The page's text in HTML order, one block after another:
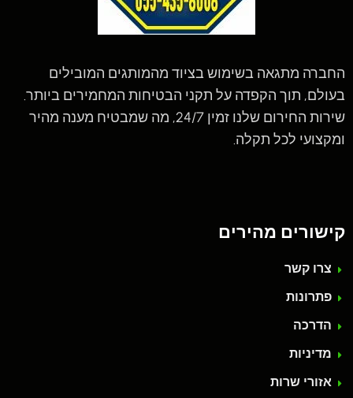
החברה מתגאה בשימוש בציוד מהמותגים המובילים
בעולם, תוך הקפדה על תקני הבטיחות המחמירים ביותר.
שירות החירום שלנו זמין 24/7, מה שמבטיח מענה מהיר
ומקצועי לכל תקלה.
קישורים מהירים
צרו קשר
פתרונות
הדרכה
מדיניות
אזורי שרות